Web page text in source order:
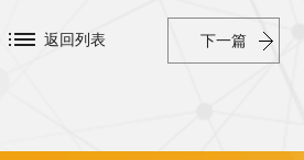
下一篇
返回列表